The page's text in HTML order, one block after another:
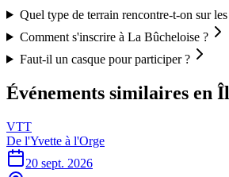
Quel type de terrain rencontre-t-on sur
Comment s'inscrire à La Bûcheloise ?
Faut-il un casque pour participer ?
Événements similaires en
VTT
De l'Yvette à l'Orge
20 sept. 2026